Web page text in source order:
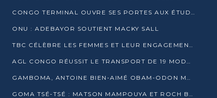
CONGO TERMINAL OUVRE SES PORTES AUX ÉTUDIANTS EN TRANSPORT ET LOGISTIQUE
ONU : ADEBAYOR SOUTIENT MACKY SALL
TBC CÉLÈBRE LES FEMMES ET LEUR ENGAGEMENT À L’OCCASION DU 8 MARS
AGL CONGO RÉUSSIT LE TRANSPORT DE 19 MODULES HORS GABARIT ENTRE POINTE-NOIRE ET BRAZZAVILLE
GAMBOMA, ANTOINE BIEN-AIMÉ OBAM-ODON MOBILISE LES 32 148 ÉLECTEURS EN FAVEUR DE DENIS SASSOU NGUESSO
GOMA TSÉ-TSÉ : MATSON MAMPOUYA ET ROCH BREDIN BISSALA NKOUNKOU EN CAMPAGNE DE PROXIMITÉ